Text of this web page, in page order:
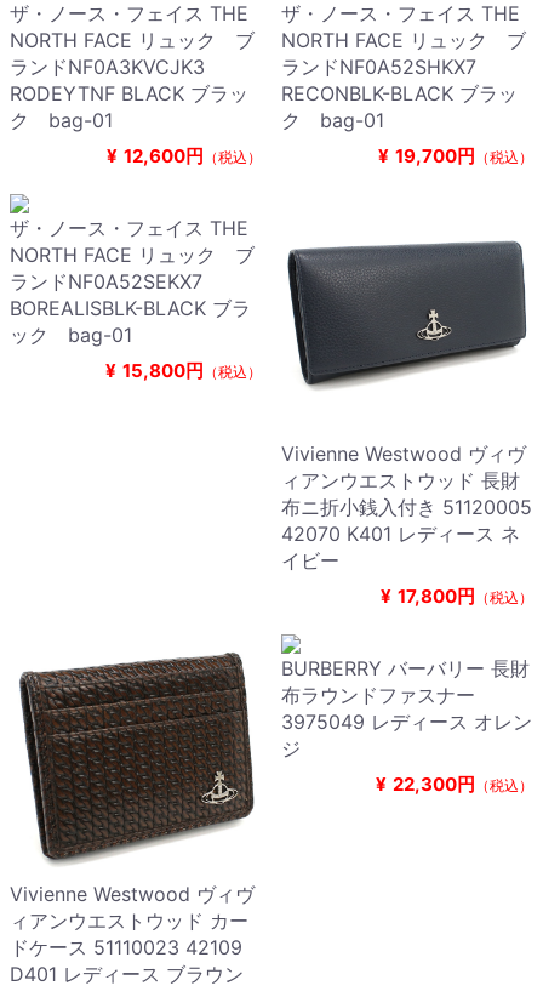
ザ・ノース・フェイス THE
NORTH FACE リュック ブ
ランドNF0A3KVCJK3
RODEYTNF BLACK ブラッ
ク bag-01
¥ 12,600円 （税込）
ザ・ノース・フェイス THE
NORTH FACE リュック ブ
ランドNF0A52SHKX7
RECONBLK-BLACK ブラッ
ク bag-01
¥ 19,700円 （税込）
ザ・ノース・フェイス THE
NORTH FACE リュック ブ
ランドNF0A52SEKX7
BOREALISBLK-BLACK ブラ
ック bag-01
¥ 15,800円 （税込）
Vivienne Westwood ヴィヴ
ィアンウエストウッド 長財
布ニ折小銭入付き 51120005
42070 K401 レディース ネ
イビー
¥ 17,800円 （税込）
Vivienne Westwood ヴィヴ
ィアンウエストウッド カー
ドケース 51110023 42109
D401 レディース ブラウン
BURBERRY バーバリー 長財
布ラウンドファスナー
3975049 レディース オレン
ジ
¥ 22,300円 （税込）